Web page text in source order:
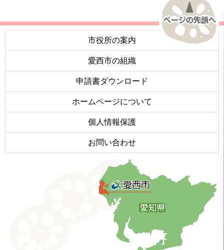
市役所の案内
愛西市の組織
申請書ダウンロード
ホームページについて
個人情報保護
お問い合わせ